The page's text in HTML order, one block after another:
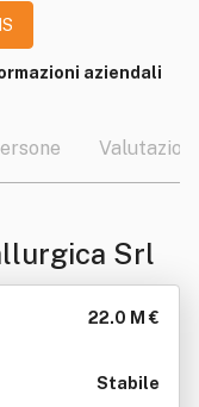
aziendali
Valutazioni
Srl
22.0 M €
Stabile